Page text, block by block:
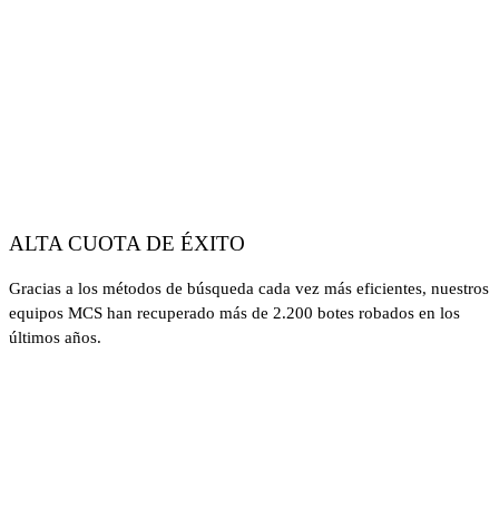
ALTA CUOTA DE ÉXITO
Gracias a los métodos de búsqueda cada vez más eficientes, nuestros
equipos MCS han recuperado más de 2.200 botes robados en los
últimos años.